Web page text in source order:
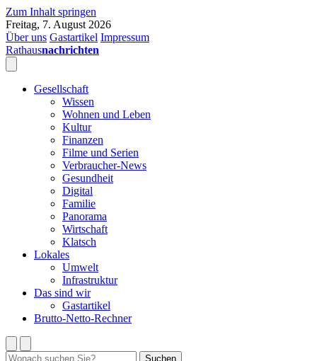
Zum Inhalt springen
Freitag, 7. August 2026
Über uns Gastartikel Impressum
Rathausnachrichten
Gesellschaft
Wissen
Wohnen und Leben
Kultur
Finanzen
Filme und Serien
Verbraucher-News
Gesundheit
Digital
Familie
Panorama
Wirtschaft
Klatsch
Lokales
Umwelt
Infrastruktur
Das sind wir
Gastartikel
Brutto-Netto-Rechner
Suchen
Suchen